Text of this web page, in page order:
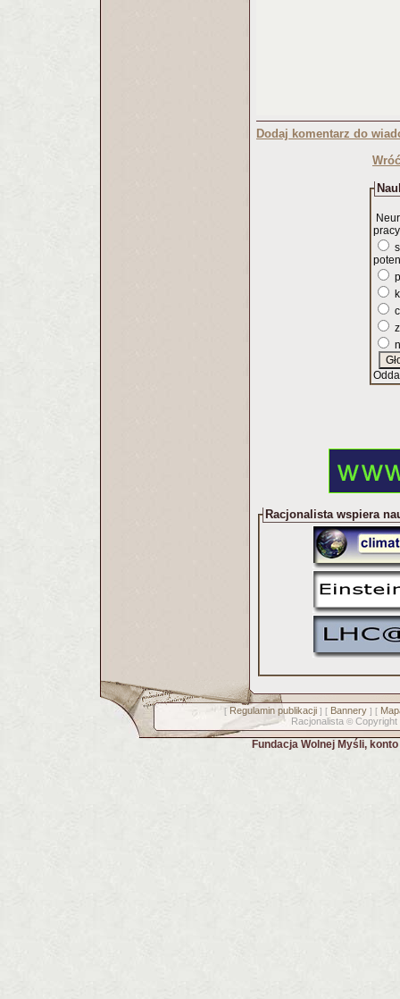
Dodaj komentarz do
Racjonalista wspiera
[ Regulamin publikacji] [ Bannery] [
Racjonalista © Copyright
Fundacja Wolnej Myśli,